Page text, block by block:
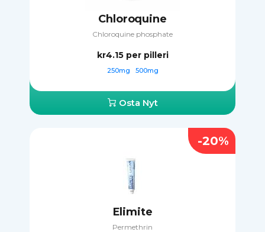
Chloroquine
Chloroquine phosphate
kr4.15 per pilleri
250mg 500mg
Osta Nyt
Elimite
Permethrin
-20%